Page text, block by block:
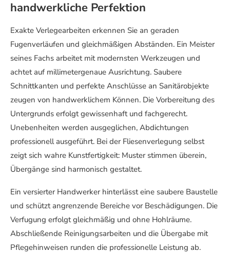
handwerkliche Perfektion
Exakte Verlegearbeiten erkennen Sie an geraden
Fugenverläufen und gleichmäßigen Abständen. Ein Meister
seines Fachs arbeitet mit modernsten Werkzeugen und
achtet auf millimetergenaue Ausrichtung. Saubere
Schnittkanten und perfekte Anschlüsse an Sanitärobjekte
zeugen von handwerklichem Können. Die Vorbereitung des
Untergrunds erfolgt gewissenhaft und fachgerecht.
Unebenheiten werden ausgeglichen, Abdichtungen
professionell ausgeführt. Bei der Fliesenverlegung selbst
zeigt sich wahre Kunstfertigkeit: Muster stimmen überein,
Übergänge sind harmonisch gestaltet.
Ein versierter Handwerker hinterlässt eine saubere Baustelle
und schützt angrenzende Bereiche vor Beschädigungen. Die
Verfugung erfolgt gleichmäßig und ohne Hohlräume.
Abschließende Reinigungsarbeiten und die Übergabe mit
Pflegehinweisen runden die professionelle Leistung ab.